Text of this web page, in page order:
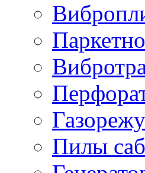
Пилы